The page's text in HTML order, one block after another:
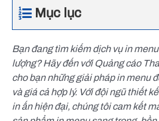
Mục lục
Bạn đang tìm kiếm dịch vụ in
lượng? Hãy đến với Quảng cáo
cho bạn những giải pháp in menu
và giá cả hợp lý. Với đội ngũ thiết
in ấn hiện đại, chúng tôi cam kết